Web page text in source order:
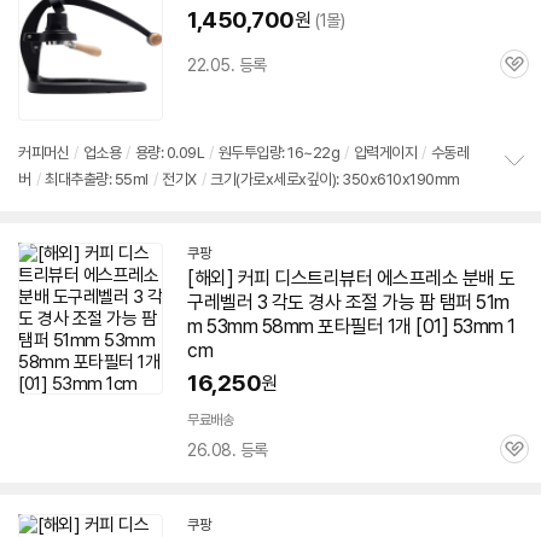
1,450,700원 (1몰)
22.05. 등록
관
커피머신 / 업소용 / 용량: 0.09L / 원두투입량: 16~22g / 압력게이지 / 수동레
버 / 최대추출량: 55ml / 전기X / 크기(가로x세로x깊이): 350x610x190mm
쿠팡
[해외] 커피 디스트리뷰터 에스프레소 분배 도
구레벨러 3 각도 경사 조절 가능 팜 탬퍼 51m
m 53mm 58mm 포타필터 1개 [01] 53mm 1
cm
16,250원
무료배송
26.08. 등록
관
쿠팡